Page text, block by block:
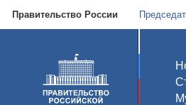
Правительство России